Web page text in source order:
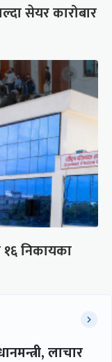
सेयर कारोबार
१६ निकायका
लाचार